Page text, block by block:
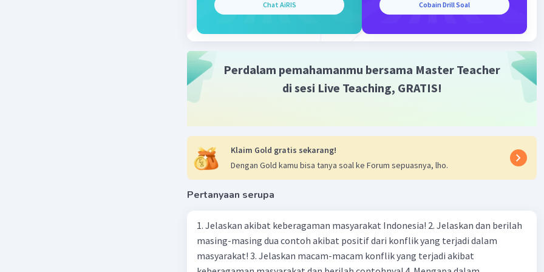
Chat AiRIS Cobain Drill Soal
Perdalam pemahamanmu bersama Master Teacher
di sesi Live Teaching, GRATIS!
Klaim Gold gratis sekarang!
Dengan Gold kamu bisa tanya soal ke Forum sepuasnya, lho.
Pertanyaan serupa
1. Jelaskan akibat keberagaman masyarakat Indonesia! 2. Jelaskan dan berilah
masing-masing dua contoh akibat positif dari konflik yang terjadi dalam
masyarakat! 3. Jelaskan macam-macam konflik yang terjadi akibat